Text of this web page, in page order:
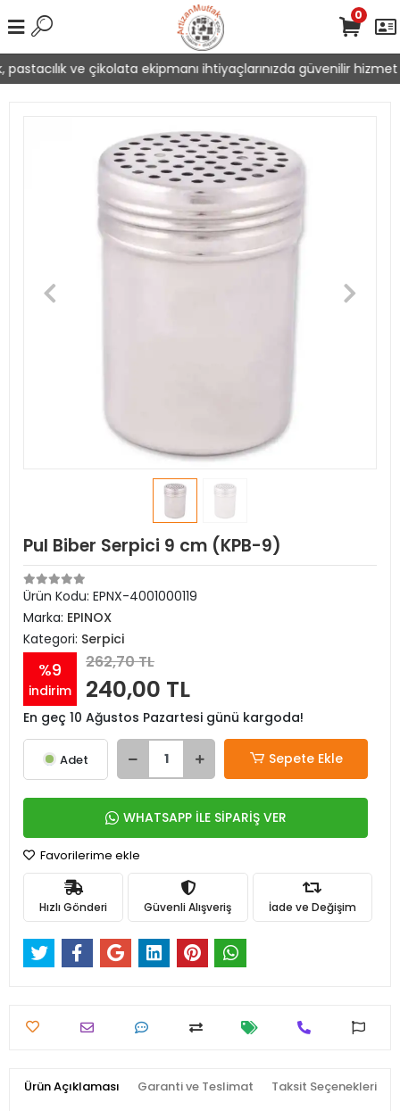
ve çikolata ekipmanı ihtiyaçlarınızda güvenilir hizmet
0
Pul Biber Serpici 9 cm (KPB-9)
Ürün Kodu: EPNX-4001000119
Marka: EPINOX
Kategori: Serpici
%9
indirim
262,70 TL
240,00 TL
En geç 10 Ağustos Pazartesi günü kargoda!
Adet Sepete Ekle
WHATSAPP İLE SİPARİŞ VER
Favorilerime ekle
Hızlı Gönderi Güvenli Alışveriş İade ve Değişim
Ürün Açıklaması Garanti ve Teslimat Taksit Seçenekleri